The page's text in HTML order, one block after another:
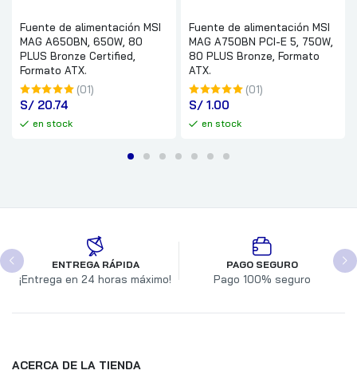
Fuente de alimentación MSI
MAG A650BN, 650W, 80
PLUS Bronze Certified,
Formato ATX.
(01)
S/ 20.74
en stock
Fuente de alimentación MSI
MAG A750BN PCI-E 5, 750W,
80 PLUS Bronze, Formato
ATX.
(01)
S/ 1.00
en stock
ENTREGA RÁPIDA
¡Entrega en 24 horas máximo!
PAGO SEGURO
Pago 100% seguro
ACERCA DE LA TIENDA